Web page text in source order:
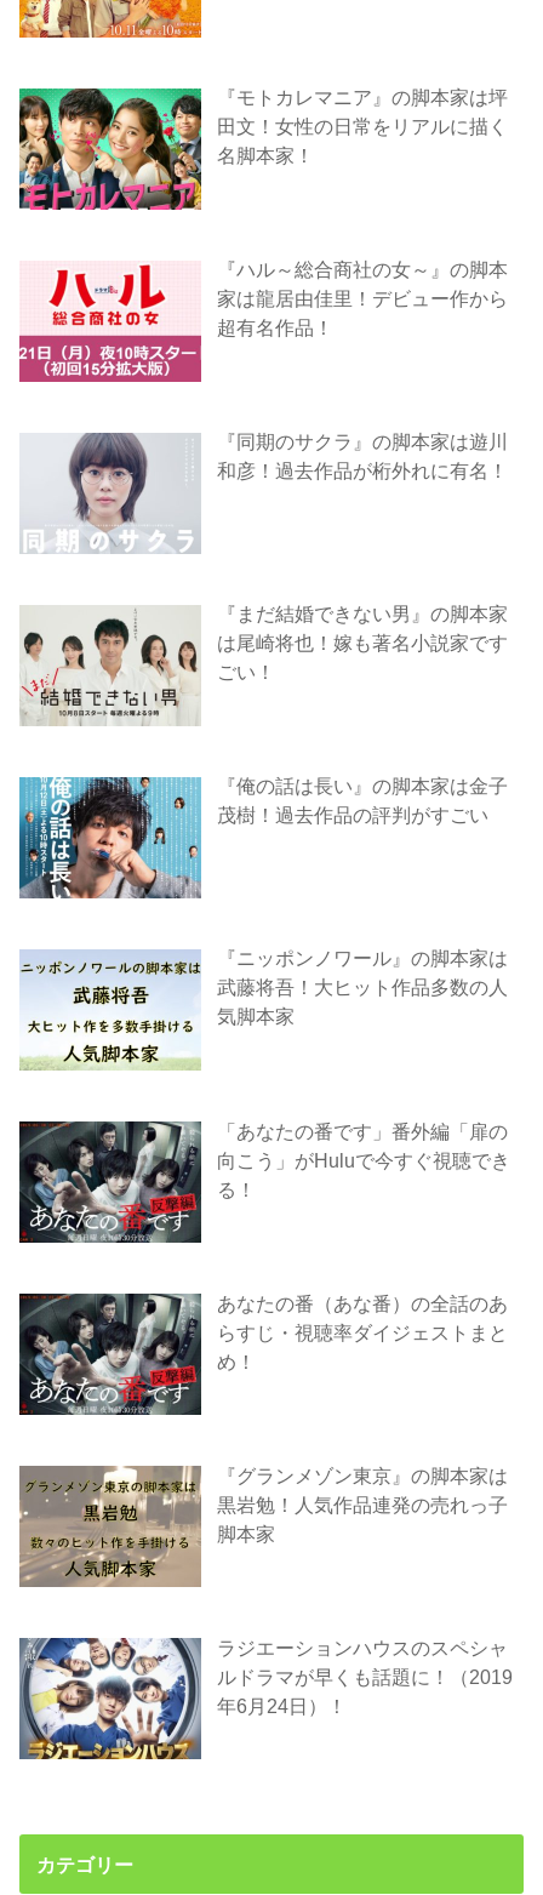
『モトカレマニア』の脚本家は坪
田文！女性の日常をリアルに描く
名脚本家！
『ハル～総合商社の女～』の脚本
家は龍居由佳里！デビュー作から
超有名作品！
『同期のサクラ』の脚本家は遊川
和彦！過去作品が桁外れに有名！
『まだ結婚できない男』の脚本家
は尾崎将也！嫁も著名小説家です
ごい！
『俺の話は長い』の脚本家は金子
茂樹！過去作品の評判がすごい
『ニッポンノワール』の脚本家は
武藤将吾！大ヒット作品多数の人
気脚本家
「あなたの番です」番外編「扉の
向こう」がHuluで今すぐ視聴でき
る！
あなたの番（あな番）の全話のあ
らすじ・視聴率ダイジェストまと
め！
『グランメゾン東京』の脚本家は
黒岩勉！人気作品連発の売れっ子
脚本家
ラジエーションハウスのスペシャ
ルドラマが早くも話題に！（2019
年6月24日）！
カテゴリー